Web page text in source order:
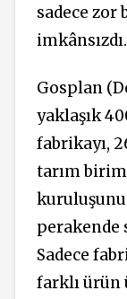
sadece
imkânsızdı.
Gosplan
yaklaşık
fabrikayı,
tarım
perakende
Sadece
farklı ürün